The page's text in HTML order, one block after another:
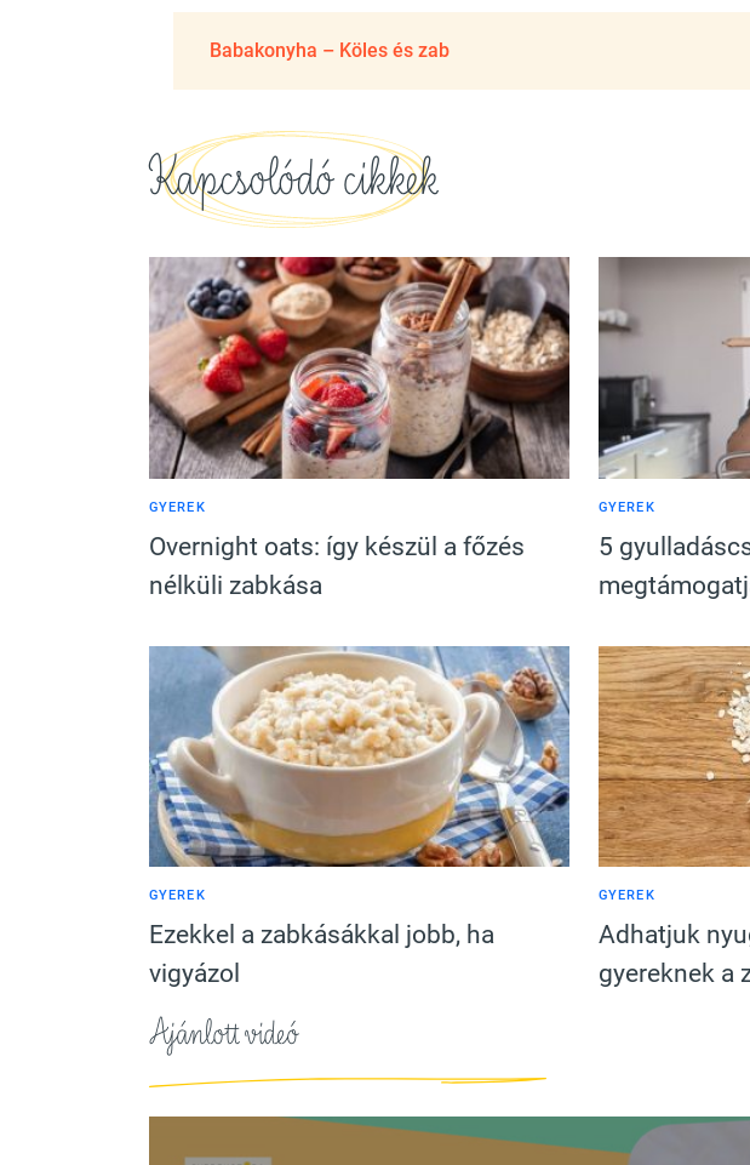
Babakonyha – Köles és zab
Kapcsolódó cikkek
GYEREK
Overnight oats: így készül a főzés
nélküli zabkása
GYEREK
5
GYEREK
Ezekkel a zabkásákkal jobb, ha
vigyázol
GYEREK
Adhatjuk
gyereknek a
Ajánlott videó